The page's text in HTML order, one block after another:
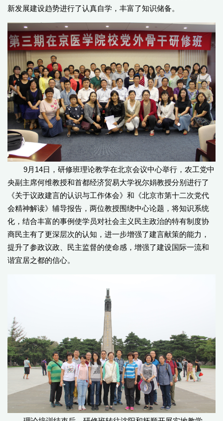
新发展建设趋势进行了认真自学，丰富了知识储备。
9月14日，研修班理论教学在北京会议中心举行，农工党中
央副主席何维教授和首都经济贸易大学祝尔娟教授分别进行了
《关于议政建言的认识与工作体会》和《北京市第十二次党代
会精神解读》辅导报告，两位教授围绕中心论题，将知识系统
化，结合丰富的事例使学员对社会主义民主政治的特有制度协
商民主有了更深层次的认知，进一步增强了建言献策的能力，
提升了参政议政、民主监督的使命感，增强了建设国际一流和
谐宜居之都的信心。